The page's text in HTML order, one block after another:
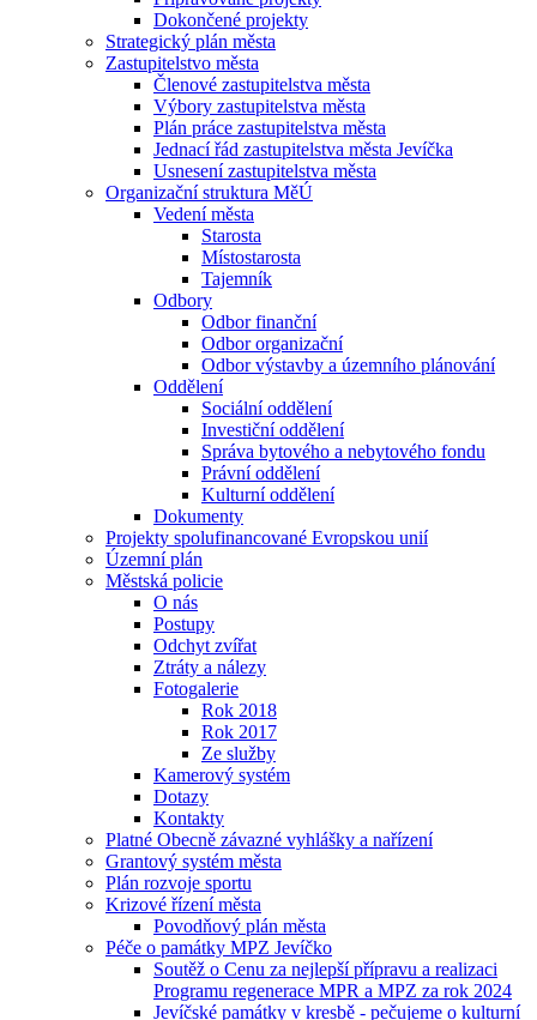
Dokončené projekty
Strategický plán města
Zastupitelstvo města
Členové zastupitelstva města
Výbory zastupitelstva města
Plán práce zastupitelstva města
Jednací řád zastupitelstva města Jevíčka
Usnesení zastupitelstva města
Organizační struktura MěÚ
Vedení města
Starosta
Místostarosta
Tajemník
Odbory
Odbor finanční
Odbor organizační
Odbor výstavby a územního plánování
Oddělení
Sociální oddělení
Investiční oddělení
Správa bytového a nebytového fondu
Právní oddělení
Kulturní oddělení
Dokumenty
Projekty spolufinancované Evropskou unií
Územní plán
Městská policie
O nás
Postupy
Odchyt zvířat
Ztráty a nálezy
Fotogalerie
Rok 2018
Rok 2017
Ze služby
Kamerový systém
Dotazy
Kontakty
Platné Obecně závazné vyhlášky a nařízení
Grantový systém města
Plán rozvoje sportu
Krizové řízení města
Povodňový plán města
Péče o památky MPZ Jevíčko
Soutěž o Cenu za nejlepší přípravu a realizaci
Programu regenerace MPR a MPZ za rok 2024
Jevíčské památky v kresbě - pečujeme o kulturní